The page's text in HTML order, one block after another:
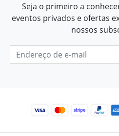
Seja o primeiro a
eventos privados e ofertas
nossos